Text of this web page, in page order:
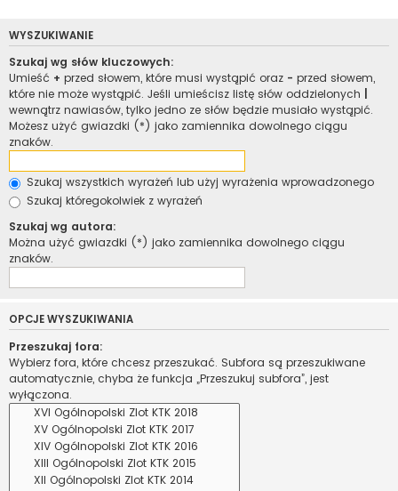
WYSZUKIWANIE
Szukaj wg słów kluczowych:
Umieść + przed słowem, które musi wystąpić oraz - przed słowem,
które nie może wystąpić. Jeśli umieścisz listę słów oddzielonych
wewnątrz nawiasów, tylko jedno ze słów będzie musiało wystąpić.
Możesz użyć gwiazdki (*) jako zamiennika dowolnego ciągu
znaków.
Szukaj wszystkich wyrażeń lub użyj wyrażenia wprowadzonego
Szukaj któregokolwiek z wyrażeń
Szukaj wg autora:
Można użyć gwiazdki (*) jako zamiennika dowolnego ciągu
znaków.
OPCJE WYSZUKIWANIA
Przeszukaj fora:
Wybierz fora, które chcesz przeszukać. Subfora są przeszukiwane
automatycznie, chyba że funkcja „Przeszukuj subfora”, jest
wyłączona.